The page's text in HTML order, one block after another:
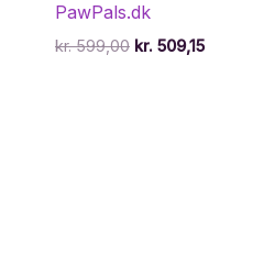
PawPals.dk
kr.599,00 Den
kr. 509,15Den